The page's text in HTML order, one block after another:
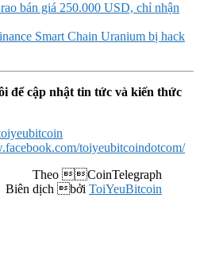
bán giá 250.000 USD, chỉ nhận
Smart Chain Uranium bị hack
để cập nhật tin tức và kiến thức
toiyeubitcoindotcom/
Theo CoinTelegraph
Biên dịch bởi ToiYeuBitcoin